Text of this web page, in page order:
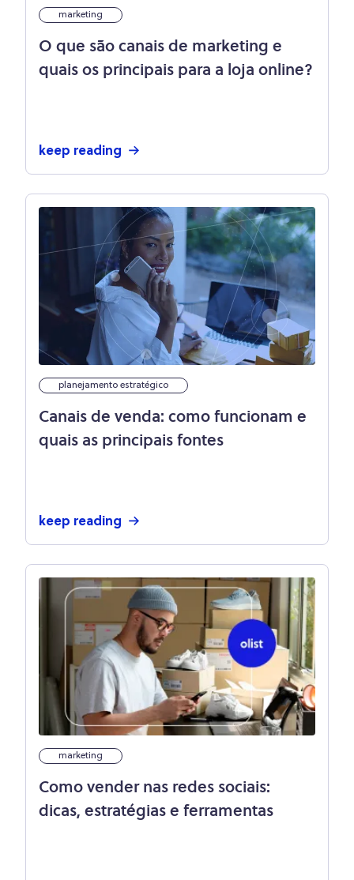
marketing
O que são canais de marketing e
quais os principais para a loja online?
keep reading
planejamento estratégico
Canais de venda: como funcionam e
quais as principais fontes
keep reading
marketing
Como vender nas redes sociais:
dicas, estratégias e ferramentas